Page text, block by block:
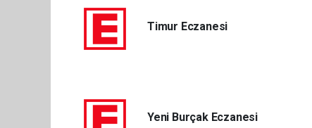
Timur Eczanesi
Yeni Burçak Eczanesi